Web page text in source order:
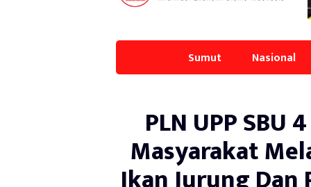
Sumut Nasional
PLN UPP
Masyarakat